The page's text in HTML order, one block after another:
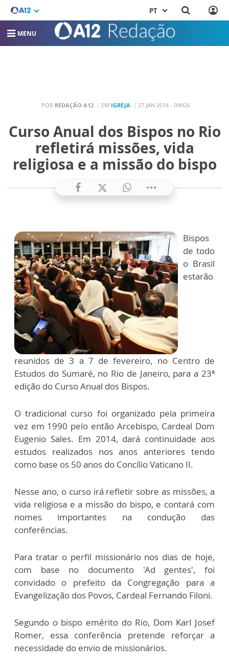
PT
MENU
POR REDAÇÃO A12 EM IGREJA 27 JAN 2014 - 09H26
Curso Anual dos Bispos no Rio
refletirá missões, vida
religiosa e a missão do bispo
Bispos
de todo
o Brasil
estarão
reunidos de 3 a 7 de fevereiro, no Centro de
Estudos do Sumaré, no Rio de Janeiro, para a 23ª
edição do Curso Anual dos Bispos.
O tradicional curso foi organizado pela primeira
vez em 1990 pelo então Arcebispo, Cardeal Dom
Eugenio Sales. Em 2014, dará continuidade aos
estudos realizados nos anos anteriores tendo
como base os 50 anos do Concílio Vaticano II.
Nesse ano, o curso irá refletir sobre as missões, a
vida religiosa e a missão do bispo, e contará com
nomes importantes na condução das
conferências.
Para tratar o perfil missionário nos dias de hoje,
com base no documento 'Ad gentes', foi
convidado o prefeito da Congregação para a
Evangelização dos Povos, Cardeal Fernando Filoni.
Segundo o bispo emérito do Rio, Dom Karl Josef
Romer, essa conferência pretende reforçar a
necessidade do envio de missionários.